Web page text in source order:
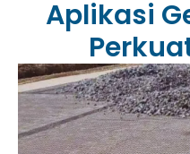
Aplikasi